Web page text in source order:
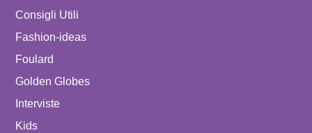
Consigli Utili
Fashion-ideas
Foulard
Golden Globes
Interviste
Kids